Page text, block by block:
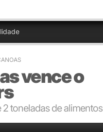
vence o
toneladas de alimentos